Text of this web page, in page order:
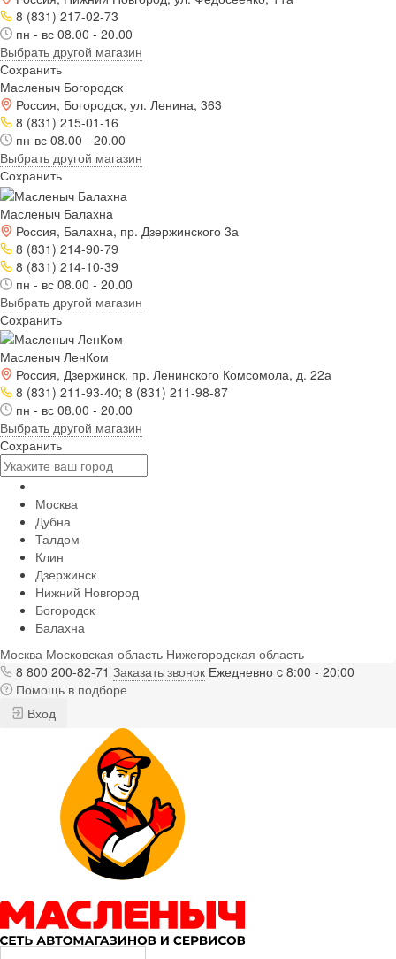
8 (831) 217-02-73
пн - вс 08.00 - 20.00
Выбрать другой магазин
Сохранить
Масленыч Богородск
Россия, Богородск, ул. Ленина, 363
8 (831) 215-01-16
пн-вс 08.00 - 20.00
Выбрать другой магазин
Сохранить
Масленыч Балахна
Россия, Балахна, пр. Дзержинского 3а
8 (831) 214-90-79
8 (831) 214-10-39
пн - вс 08.00 - 20.00
Выбрать другой магазин
Сохранить
Масленыч ЛенКом
Россия, Дзержинск, пр. Ленинского Комсомола, д. 22а
8 (831) 211-93-40; 8 (831) 211-98-87
пн - вс 08.00 - 20.00
Выбрать другой магазин
Сохранить
Москва
Дубна
Талдом
Клин
Дзержинск
Нижний Новгород
Богородск
Балахна
Москва Московская область Нижегородская область
8 800 200-82-71 Заказать звонок Ежедневно c 8:00 - 20:00
Помощь в подборе
Вход